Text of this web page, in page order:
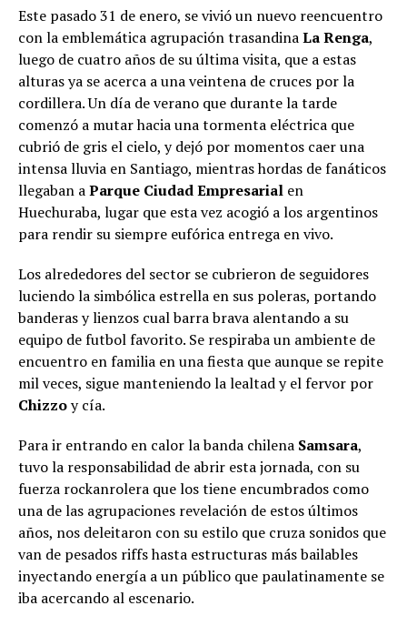
Este pasado 31 de enero, se vivió un nuevo reencuentro
con la emblemática agrupación trasandinaLa Renga,
luego de cuatro años de su última visita, que a estas
alturas ya se acerca a una veintena de cruces por la
cordillera. Un día de verano que durante la tarde
comenzó a mutar hacia una tormenta eléctrica que
cubrió de gris el cielo, y dejó por momentos caer una
intensa lluvia en Santiago, mientras hordas de fanáticos
llegaban aParque Ciudad Empresarial en
Huechuraba, lugar que esta vez acogió a los argentinos
para rendir su siempre eufórica entrega en vivo.
Los alrededores del sector se cubrieron de seguidores
luciendo la simbólica estrella en sus poleras, portando
banderas y lienzos cual barra brava alentando a su
equipo de futbol favorito. Se respiraba un ambiente de
encuentro en familia en una fiesta que aunque se repite
mil veces, sigue manteniendo la lealtad y el fervor por
Chizzoy cía.
Para ir entrando en calor la banda chilena Samsara,
tuvo la responsabilidad de abrir esta jornada, con su
fuerza rockanrolera que los tiene encumbrados como
una de las agrupaciones revelación de estos últimos
años, nos deleitaron con su estilo que cruza sonidos que
van de pesados riffs hasta estructuras más bailables
inyectando energía a un público que paulatinamente se
iba acercando al escenario.